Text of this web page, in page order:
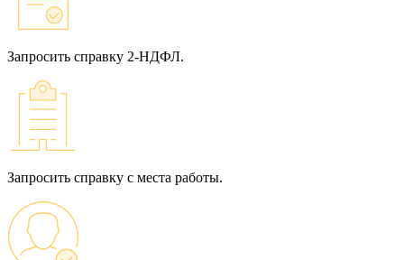
Запросить справку 2‑НДФЛ.
Запросить справку с места работы.